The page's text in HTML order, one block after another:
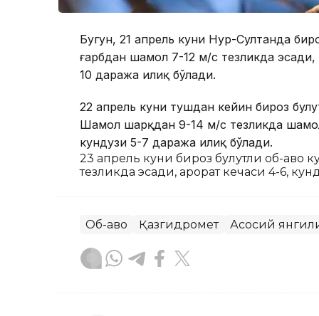
Бугун, 21 апрель куни Нур-Султанда
ғарбдан шамол 7-12 м/с тезликда эсади,
10 даража илиқ бўлади.
22 апрель куни тушдан кейин бироз
Шамол шарқдан 9-14 м/с тезликда
кундузи 5-7 даража илиқ бўлади.
23 апрель куни бироз булутли об-
тезликда эсади, ҳарорат кечаси 4-6,
Об-ҳаво Қазгидромет Асосий